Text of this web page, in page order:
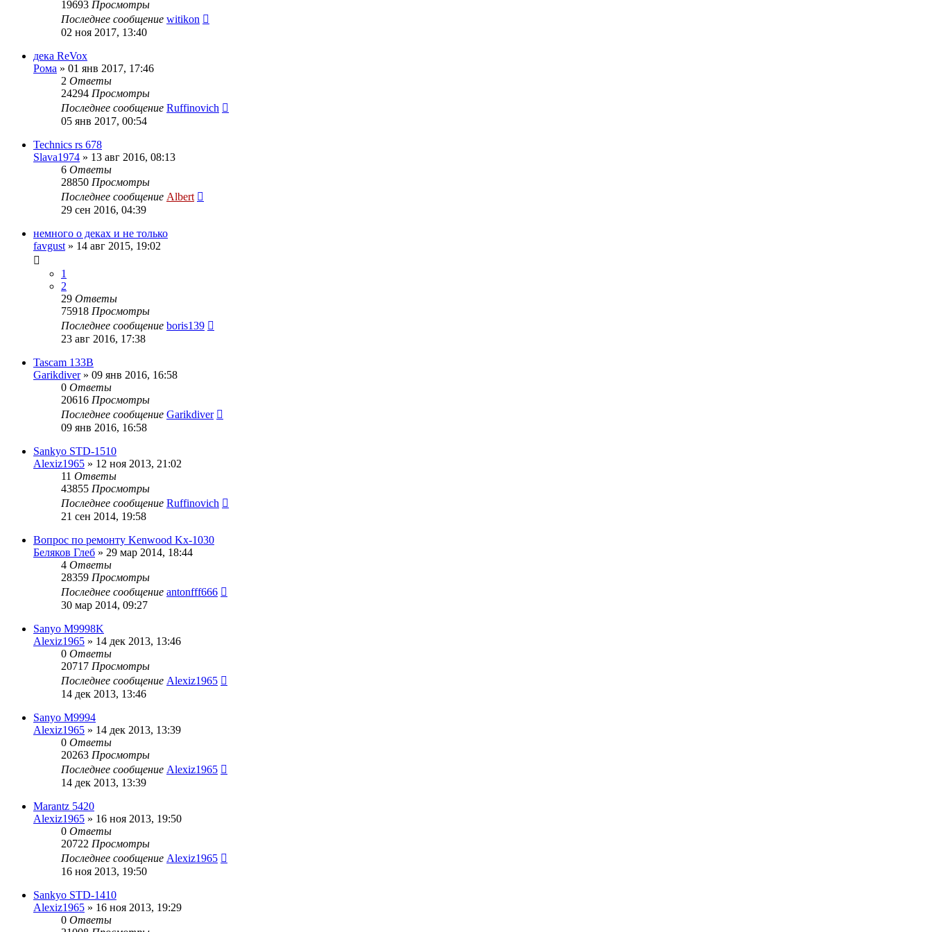
19693 Просмотры
Последнее сообщение witikon
02 ноя 2017, 13:40
дека ReVox
Рома » 01 янв 2017, 17:46
2 Ответы
24294 Просмотры
Последнее сообщение Ruffinovich
05 янв 2017, 00:54
Technics rs 678
Slava1974 » 13 авг 2016, 08:13
6 Ответы
28850 Просмотры
Последнее сообщение Albert
29 сен 2016, 04:39
немного о деках и не только
favgust » 14 авг 2015, 19:02
1
2
29 Ответы
75918 Просмотры
Последнее сообщение boris139
23 авг 2016, 17:38
Tascam 133B
Garikdiver» 09 янв 2016, 16:58
0 Ответы
20616 Просмотры
Последнее сообщение Garikdiver
09 янв 2016, 16:58
Sankyo STD-1510
Alexiz1965 » 12 ноя 2013, 21:02
11 Ответы
43855 Просмотры
Последнее сообщение Ruffinovich
21 сен 2014, 19:58
Вопрос по ремонту Kenwood Kx-1030
Беляков Глеб » 29 мар 2014, 18:44
4 Ответы
28359 Просмотры
Последнее сообщение antonfff666
30 мар 2014, 09:27
Sanyo M9998K
Alexiz1965 » 14 дек 2013, 13:46
0 Ответы
20717 Просмотры
Последнее сообщение Alexiz1965
14 дек 2013, 13:46
Sanyo M9994
Alexiz1965 » 14 дек 2013, 13:39
0 Ответы
20263 Просмотры
Последнее сообщение Alexiz1965
14 дек 2013, 13:39
Marantz 5420
Alexiz1965 » 16 ноя 2013, 19:50
0 Ответы
20722 Просмотры
Последнее сообщение Alexiz1965
16 ноя 2013, 19:50
Sankyo STD-1410
Alexiz1965 » 16 ноя 2013, 19:29
0 Ответы